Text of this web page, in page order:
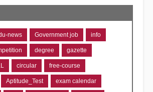
news Government job info
degree gazette
circular free-course
Aptitude_Test exam calendar